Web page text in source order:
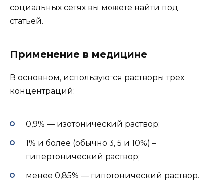
социальных сетях вы можете найти под
статьей.
Применение в медицине
В основном, используются растворы трех
концентраций:
0,9% — изотонический раствор;
1% и более (обычно 3, 5 и 10%) –
гипертонический раствор;
менее 0,85% — гипотонический раствор.